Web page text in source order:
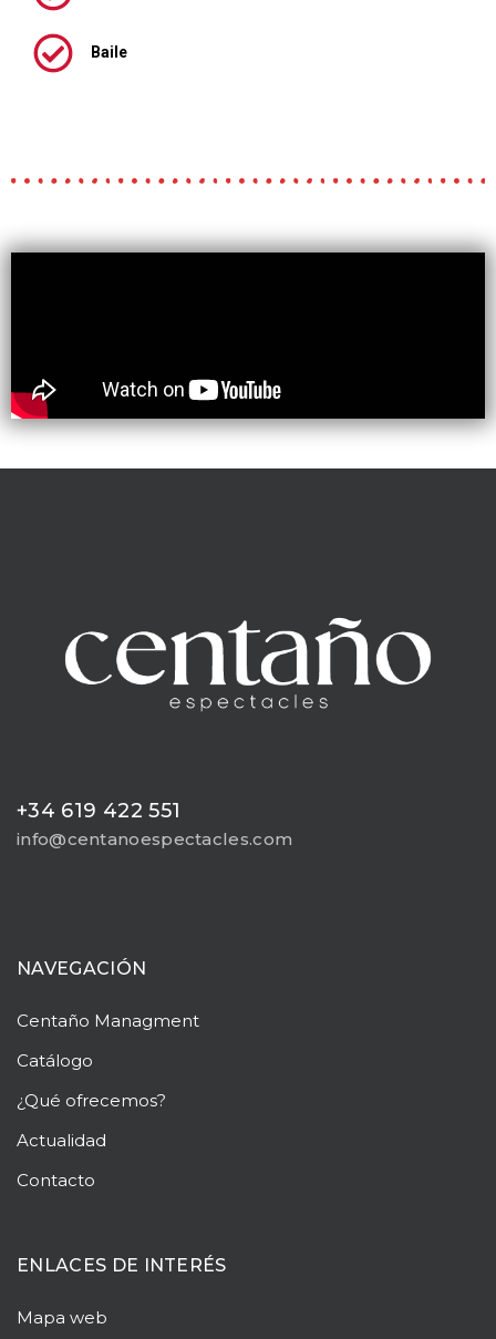
Baile
+34 619 422 551
info@centanoespectacles.com
NAVEGACIÓN
Centaño Managment
Catálogo
¿Qué ofrecemos?
Actualidad
Contacto
ENLACES DE INTERÉS
Mapa web